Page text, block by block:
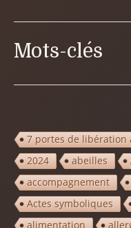
Mots-clés
7 portes de libération
2024
abeilles
accompagnement
Actes symboliques
alimentation